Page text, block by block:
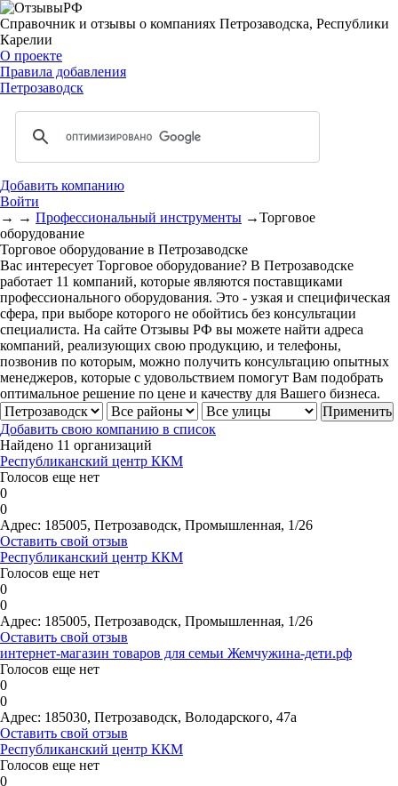
Справочник и отзывы о компаниях Петрозаводска, Республики
Карелии
О проекте
Правила добавления
Петрозаводск
Добавить компанию
Войти
→ → Профессиональный инструменты →Торговое
оборудование
Торговое оборудование в Петрозаводске
Вас интересует Торговое оборудование? В Петрозаводске
работает 11 компаний, которые являются поставщиками
профессионального оборудования. Это - узкая и специфическая
сфера, при выборе которого не обойтись без консультации
специалиста. На сайте Отзывы РФ вы можете найти адреса
компаний, реализующих свою продукцию, и телефоны,
позвонив по которым, можно получить консультацию опытных
менеджеров, которые с удовольствием помогут Вам подобрать
оптимальное решение по цене и качеству для Вашего бизнеса.
Добавить свою компанию в список
Найдено 11 организаций
Республиканский центр ККМ
Голосов еще нет
0
0
Адрес: 185005, Петрозаводск, Промышленная, 1/26
Оставить свой отзыв
Республиканский центр ККМ
Голосов еще нет
0
0
Адрес: 185005, Петрозаводск, Промышленная, 1/26
Оставить свой отзыв
интернет-магазин товаров для семьи Жемчужина-дети.рф
Голосов еще нет
0
0
Адрес: 185030, Петрозаводск, Володарского, 47а
Оставить свой отзыв
Республиканский центр ККМ
Голосов еще нет
0